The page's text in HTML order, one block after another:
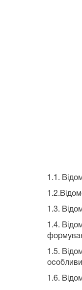
1.1.
1.3.
1.4.
1.5.
1.6.